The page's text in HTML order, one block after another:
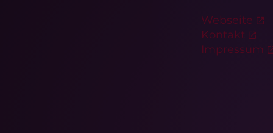
Webseite
Kontakt
Impressum